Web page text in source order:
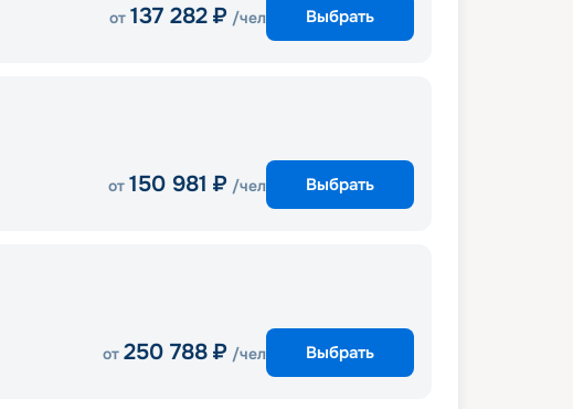
от 137 282 ₽ /чел Выбрать
от 150 981 ₽ /чел Выбрать
от 250 788 ₽ /чел Выбрать